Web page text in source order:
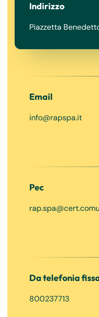
Indirizzo
Piazzetta
Email
info@rapspa.it
Pec
Da telefonia
800237713